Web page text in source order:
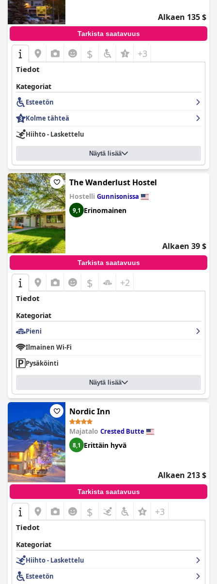
Alkaen 135 $
Tarkista saatavuus
$ +3
Tiedot
Kategoriat
Esteetön
Kolme tähteä
Hiihto - Laskettelu
Näytä lisää
The Wanderlust Hostel
Hostelli Gunnisonissa
9,1 Erinomainen
Alkaen 39 $
Tarkista saatavuus
$ +2
Tiedot
Kategoriat
Pieni
Ilmainen Wi-Fi
Pysäköinti
Näytä lisää
Nordic Inn
Majatalo Crested Butte
8,1 Erittäin hyvä
Alkaen 213 $
Tarkista saatavuus
$ +3
Tiedot
Kategoriat
Hiihto - Laskettelu
Esteetön